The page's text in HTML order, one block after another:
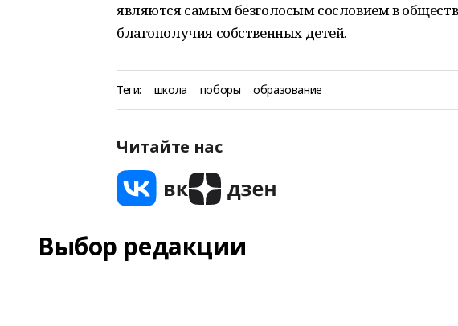
являются самым безголосым сословием в
благополучия собственных детей.
Теги: школа поборы образование
Читайте нас
Выбор редакции